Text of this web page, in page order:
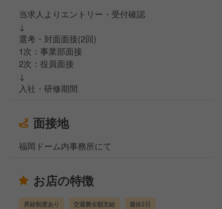
当求人よりエントリー・受付確認
↓
選考・対面面接(2回)
1次：事業部面接
2次：役員面接
↓
入社・研修期間
面接地
福岡ドーム内事務所にて
お店の特徴
昇給制度あり 交通費全額支給 週休2日